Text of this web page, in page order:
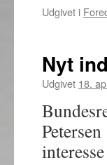
Udgivet i
Nyt
Udgivet 18.